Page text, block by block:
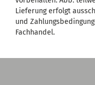
Lieferung erfolgt
und
Fachhandel.